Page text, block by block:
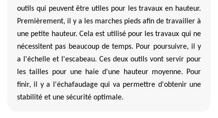
outils qui peuvent être utiles pour les travaux en hauteur.
Premièrement, il y a les marches pieds afin de travailler à
une petite hauteur. Cela est utilisé pour les travaux qui ne
nécessitent pas beaucoup de temps. Pour poursuivre, il y
a l'échelle et l'escabeau. Ces deux outils vont servir pour
les tailles pour une haie d'une hauteur moyenne. Pour
finir, il y a l'échafaudage qui va permettre d'obtenir une
stabilité et une sécurité optimale.